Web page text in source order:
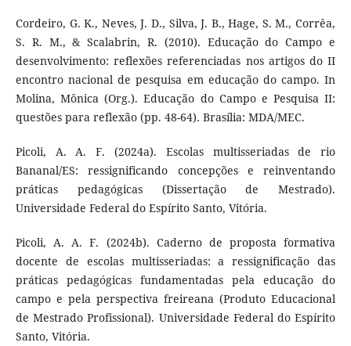
Cordeiro, G. K., Neves, J. D., Silva, J. B., Hage, S. M., Corrêa,
S. R. M., & Scalabrin, R. (2010). Educação do Campo e
desenvolvimento: reflexões referenciadas nos artigos do II
encontro nacional de pesquisa em educação do campo. In
Molina, Mônica (Org.). Educação do Campo e Pesquisa II:
questões para reflexão (pp. 48-64). Brasília: MDA/MEC.
Picoli, A. A. F. (2024a). Escolas multisseriadas de rio
Bananal/ES: ressignificando concepções e reinventando
práticas pedagógicas (Dissertação de Mestrado).
Universidade Federal do Espírito Santo, Vitória.
Picoli, A. A. F. (2024b). Caderno de proposta formativa
docente de escolas multisseriadas: a ressignificação das
práticas pedagógicas fundamentadas pela educação do
campo e pela perspectiva freireana (Produto Educacional
de Mestrado Profissional). Universidade Federal do Espírito
Santo, Vitória.